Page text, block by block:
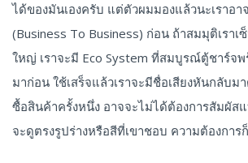
ได้ของมันเองครับ แต่ตัวผมมองแล้วนะเราอา
(Business To Business) ก่อน ถ้าสมมุติเรา
ใหญ่ เราจะมี Eco System ที่สมบูรณ์ตู้ชาร์จพ
มาก่อน ใช้เสร็จแล้วเราจะมีชื่อเสียงหันกลับ
ซื้อสินค้าครั้งหนึ่ง อาจจะไม่ได้ต้องการสัมผัส
จะดูตรงรูปร่างหรือสีที่เขาชอบ ความต้องการ